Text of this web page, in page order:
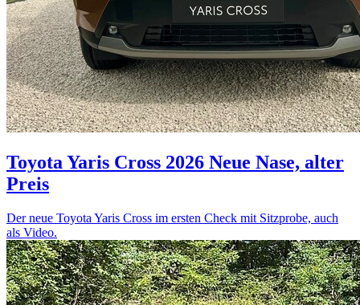
Toyota Yaris Cross 2026 Neue Nase, alter
Preis
Der neue Toyota Yaris Cross im ersten Check mit Sitzprobe, auch
als Video.